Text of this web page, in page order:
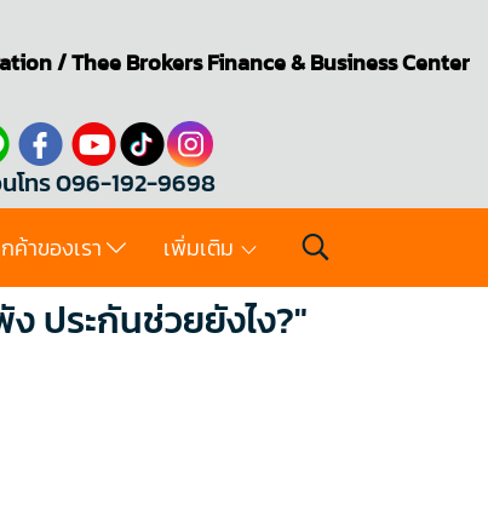
/Thee BrokersFinance & Business Center
โทร 096-192-9698
ค้าของเรา เพิ่มเติม
ประกันช่วยยังไง?"